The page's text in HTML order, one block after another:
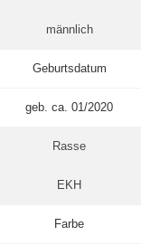
männlich
Geburtsdatum
geb. ca. 01/2020
Rasse
EKH
Farbe